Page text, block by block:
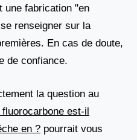
une fabrication "en
renseigner sur la
En cas de doute,
de confiance.
la question au
fluorocarbone est-il
en ? pourrait vous